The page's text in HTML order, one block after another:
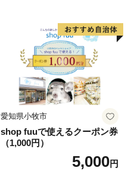
愛知県小牧市
shop fuuで使えるクーポン券
（1,000円）
5,000円